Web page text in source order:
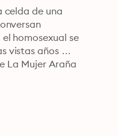
de una
homosexual se
vistas años
La Mujer Araña